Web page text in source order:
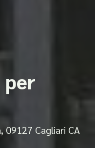
per
09127 Cagliari CA